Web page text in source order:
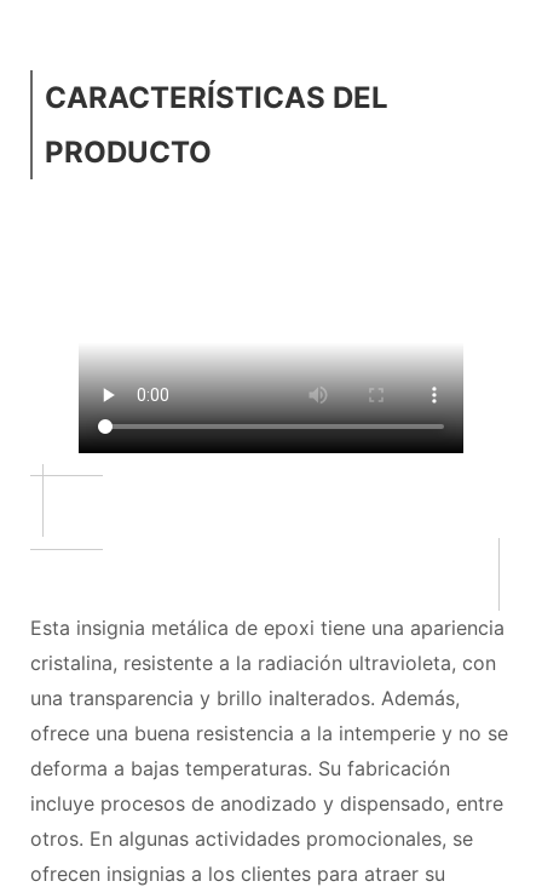
CARACTERÍSTICAS DEL
PRODUCTO
Esta insignia metálica de epoxi tiene una apariencia
cristalina, resistente a la radiación ultravioleta, con
una transparencia y brillo inalterados. Además,
ofrece una buena resistencia a la intemperie y no se
deforma a bajas temperaturas. Su fabricación
incluye procesos de anodizado y dispensado, entre
otros. En algunas actividades promocionales, se
ofrecen insignias a los clientes para atraer su